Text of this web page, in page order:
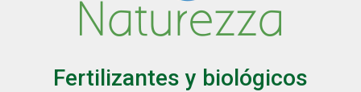
Fertilizantes y biológicos